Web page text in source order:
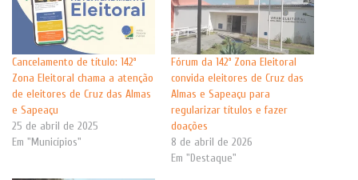
Cancelamento de título: 142ª
Zona Eleitoral chama a atenção
de eleitores de Cruz das Almas
e Sapeaçu
25 de abril de 2025
Em "Municípios"
Fórum da 142ª Zona Eleitoral
convida eleitores de Cruz das
Almas e Sapeaçu para
regularizar títulos e fazer
doações
8 de abril de 2026
Em "Destaque"